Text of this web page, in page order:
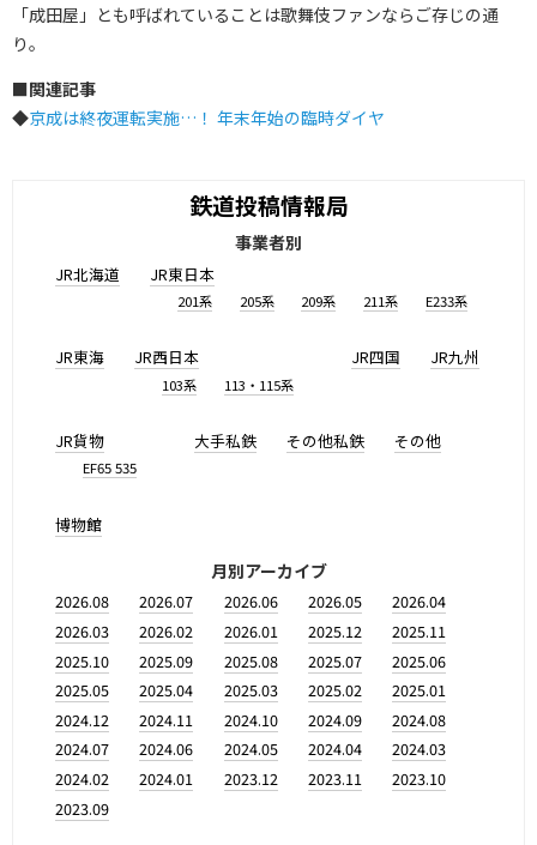
「成田屋」とも呼ばれていることは歌舞伎ファンならご存じの通
り。
■関連記事
◆京成は終夜運転実施…！ 年末年始の臨時ダイヤ
鉄道投稿情報局
事業者別
JR北海道 JR東日本
201系 205系 209系 211系 E233系
JR東海 JR西日本
103系 113・115系
JR四国 JR九州
JR貨物
EF65 535
大手私鉄 その他私鉄 その他
博物館
月別アーカイブ
2026.08 2026.07 2026.06 2026.05
2026.04
2026.03
2026.02 2026.01 2025.12
2025.11
2025.10
2025.09 2025.08 2025.07
2025.06
2025.05
2025.04 2025.03 2025.02
2025.01
2024.12
2024.11 2024.10 2024.09
2024.08
2024.07
2024.06 2024.05 2024.04
2024.03
2024.02
2024.01 2023.12 2023.11
2023.10
2023.09